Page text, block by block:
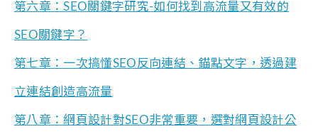
第六章：SEO關鍵字研究-如何找到高流量又有效的
SEO關鍵字？
第七章：一次搞懂SEO反向連結、錨點文字，透過建
立連結創造高流量
第八章：網頁設計對SEO非常重要，選對網頁設計公